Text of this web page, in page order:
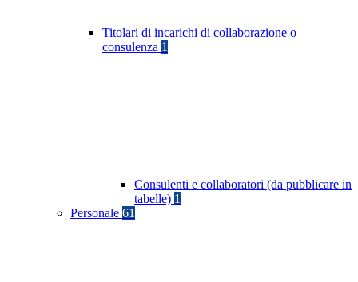
Titolari di incarichi di collaborazione o
consulenza 1
Consulenti e collaboratori (da pubblicare in
tabelle) 1
Personale 61